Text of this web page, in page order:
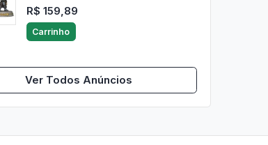
R$ 159,89
Carrinho
Ver Todos Anúncios